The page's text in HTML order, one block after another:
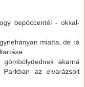
bepöccentél - okkal-
miatta, de rá
akarná
az elvarázsolt